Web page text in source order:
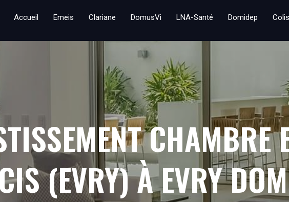
Accueil Emeis Clariane DomusVi LNA-Santé Domidep
CHAMBRE
(EVRY) À EVRY